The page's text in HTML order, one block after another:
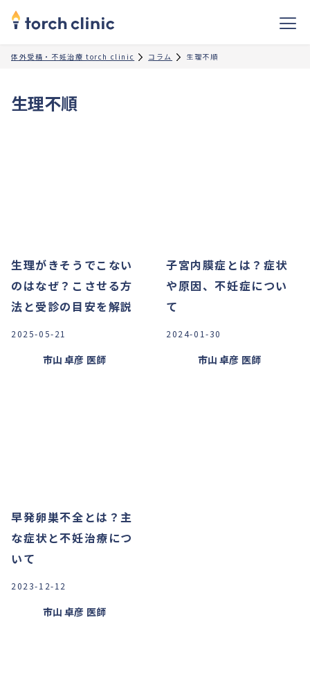
体外受精・不妊治療 torch clinic コラム 生理不順
生理不順
生理がきそうでこない
のはなぜ？こさせる方
法と受診の目安を解説
2025-05-21
市山 卓彦 医師
子宮内膜症とは？症状
や原因、不妊症につい
て
2024-01-30
市山 卓彦 医師
早発卵巣不全とは？主
な症状と不妊治療につ
いて
2023-12-12
市山 卓彦 医師